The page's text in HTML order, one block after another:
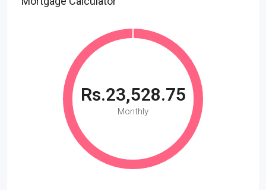
Rs.23,528.75
Monthly